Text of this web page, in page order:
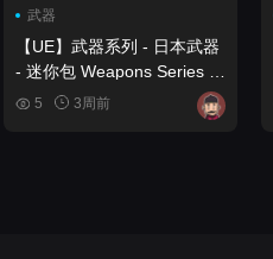
武器
【UE】武器系列 - 日本武器
- 迷你包 Weapons Series -
Japan Weapons - Mini Pack
5 3周前